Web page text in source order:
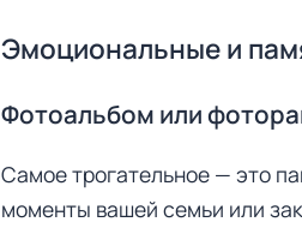
Эмоциональные и
Фотоальбом или
Самое трогательное — это
моменты вашей семьи или